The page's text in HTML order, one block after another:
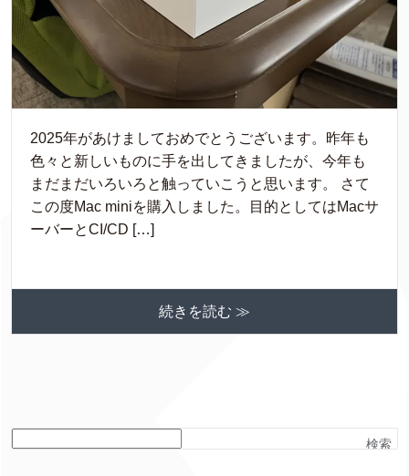
2025年があけましておめでとうございます。昨年も
色々と新しいものに手を出してきましたが、今年も
まだまだいろいろと触っていこうと思います。 さて
この度Mac miniを購入しました。目的としてはMacサ
ーバーとCI/CD […]
続きを読む ≫
検索